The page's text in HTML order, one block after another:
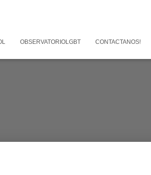
OBSERVATORIOLGBT CONTACTANOS!